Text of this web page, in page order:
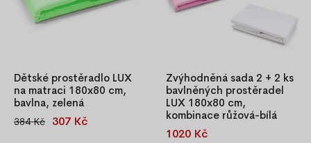
Dětské prostěradlo LUX
na matraci 180x80 cm,
bavlna, zelená
Dětské napínací prostěradlo
384 Kč 307 Kč
Zvýhodněná sada 2 + 2 ks
bavlněných prostěradel
LUX 180x80 cm,
kombinace růžová-bílá
Kvalitní bavlněná prostěradla
1020 Kč